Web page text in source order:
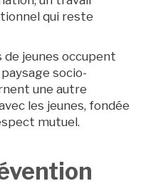
qui reste
de jeunes occupent
socio-
une autre
les jeunes, fondée
mutuel.